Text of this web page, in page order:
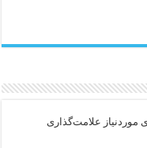
علامت‌گذاری